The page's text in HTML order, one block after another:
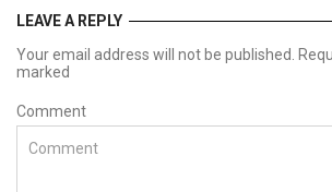
LEAVE A REPLY
Your email address will not be published.
marked
Comment